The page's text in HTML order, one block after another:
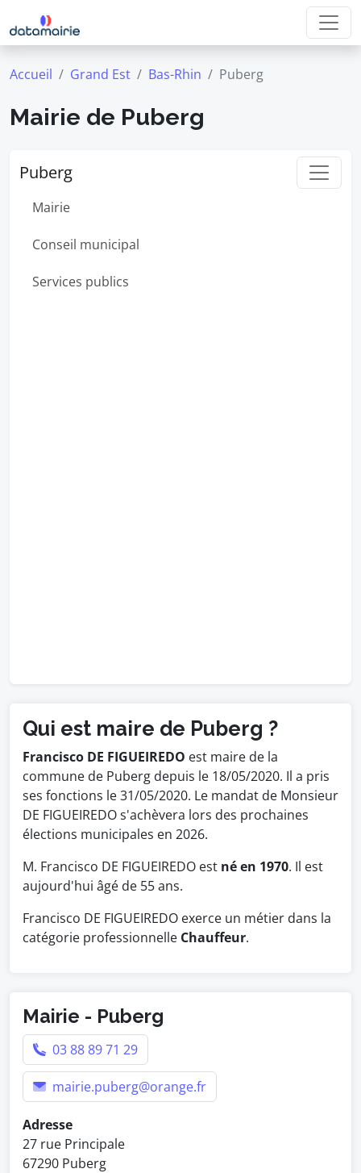
Accueil Grand Est Bas-Rhin Puberg
Mairie de Puberg
Puberg
Mairie
Conseil municipal
Services publics
Qui est maire de Puberg ?
Francisco DE FIGUEIREDO est maire de la
commune de Puberg depuis le 18/05/2020. Il a pris
ses fonctions le 31/05/2020. Le mandat de Monsieur
DE FIGUEIREDO s'achèvera lors des prochaines
élections municipales en 2026.
M. Francisco DE FIGUEIREDO est né en 1970. Il est
aujourd'hui âgé de 55 ans.
Francisco DE FIGUEIREDO exerce un métier dans la
catégorie professionnelle Chauffeur.
Mairie - Puberg
03 88 89 71 29
mairie.puberg@orange.fr
Adresse
27 rue Principale
67290 Puberg